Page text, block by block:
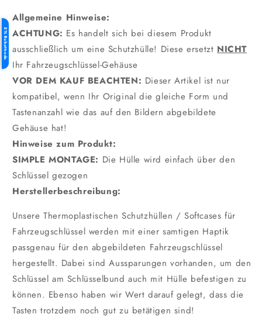
Allgemeine Hinweise:
ACHTUNG: Es handelt sich bei diesem Produkt
ausschließlich um eine Schutzhülle! Diese ersetzt NICHT
Ihr Fahrzeugschlüssel-Gehäuse
VOR DEM KAUF BEACHTEN: Dieser Artikel ist nur
kompatibel, wenn Ihr Original die gleiche Form und
Tastenanzahl wie das auf den Bildern abgebildete
Gehäuse hat!
Hinweise zum Produkt:
SIMPLE MONTAGE: Die Hülle wird einfach über den
Schlüssel gezogen
Herstellerbeschreibung:
Unsere Thermoplastischen Schutzhüllen / Softcases für
Fahrzeugschlüssel werden mit einer samtigen Haptik
passgenau für den abgebildeten Fahrzeugschlüssel
hergestellt. Dabei sind Aussparungen vorhanden, um den
Schlüssel am Schlüsselbund auch mit Hülle befestigen zu
können. Ebenso haben wir Wert darauf gelegt, dass die
Tasten trotzdem noch gut zu betätigen sind!
5% Rabattcode